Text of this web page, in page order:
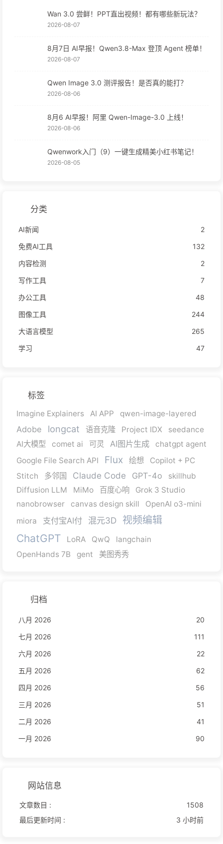
Wan 3.0 尝鲜！PPT直出视频！都有哪些新玩法？
2026-08-07
8月7日 AI早报！Qwen3.8-Max 登顶 Agent 榜单！
2026-08-07
Qwen Image 3.0 测评报告！是否真的能打？
2026-08-06
8月6 AI早报！阿里 Qwen-Image-3.0 上线！
2026-08-06
Qwenwork入门（9）一键生成精美小红书笔记！
2026-08-05
分类
AI新闻
2
免费AI工具
132
内容检测
2
写作工具
7
办公工具
48
图像工具
244
大语言模型
265
学习
47
标签
Imagine Explainers AI APP qwen-image-layered
Adobe longcat 语音克隆 Project IDX
seedance
AI大模型
comet ai 可灵 AI图片生成
chatgpt agent
Google File Search API
Flux 绘想
Copilot + PC
Stitch
多邻国 Claude Code GPT-4o
skillhub
Diffusion LLM
MiMo 百度心响
Grok 3 Studio
nanobrowser
canvas design skill
OpenAI o3-mini
miora
支付宝AI付 混元3D 视频编辑
ChatGPT LoRA QwQ
langchain
OpenHands 7B
gent 美图秀秀
归档
八月 2026
20
七月 2026
111
六月 2026
22
五月 2026
62
四月 2026
56
三月 2026
51
二月 2026
41
一月 2026
90
网站信息
文章数目 :
1508
最后更新时间 :
3 小时前